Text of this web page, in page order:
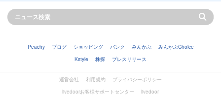
Peachy ブログ ショッピング バンク みんかぶ
みんかぶChoice
Kstyle
株探 プレスリリース
運営会社 利用規約
プライバシーポリシー
livedoorお客様サポートセンター
livedoor